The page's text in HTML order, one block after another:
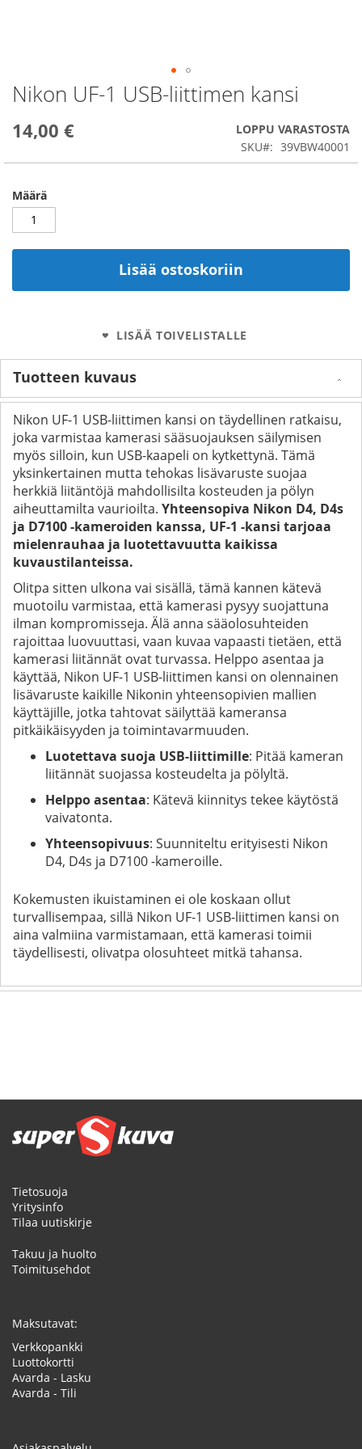
Nikon UF-1 USB-liittimen kansi
14,00 €
LOPPU VARASTOSTA
SKU
39VBW40001
Määrä
Lisää ostoskoriin
LISÄÄ TOIVELISTALLE
Skip
to
beginning
the
gallery
Tuotteen kuvaus
Nikon UF-1 USB-liittimen kansi on täydellinen ratkaisu,
joka varmistaa kamerasi sääsuojauksen säilymisen
myös silloin, kun USB-kaapeli on kytkettynä. Tämä
yksinkertainen mutta tehokas lisävaruste suojaa
herkkiä liitäntöjä mahdollisilta kosteuden ja pölyn
aiheuttamilta vaurioilta. Yhteensopiva Nikon D4, D4s
ja D7100 -kameroiden kanssa, UF-1 -kansi tarjoaa
mielenrauhaa ja luotettavuutta kaikissa
kuvaustilanteissa.
Olitpa sitten ulkona vai sisällä, tämä kannen kätevä
muotoilu varmistaa, että kamerasi pysyy suojattuna
ilman kompromisseja. Älä anna sääolosuhteiden
rajoittaa luovuuttasi, vaan kuvaa vapaasti tietäen, että
kamerasi liitännät ovat turvassa. Helppo asentaa ja
käyttää, Nikon UF-1 USB-liittimen kansi on olennainen
lisävaruste kaikille Nikonin yhteensopivien mallien
käyttäjille, jotka tahtovat säilyttää kameransa
pitkäikäisyyden ja toimintavarmuuden.
Luotettava suoja USB-liittimille: Pitää kameran
liitännät suojassa kosteudelta ja pölyltä.
Helppo asentaa: Kätevä kiinnitys tekee käytöstä
vaivatonta.
Yhteensopivuus: Suunniteltu erityisesti Nikon
D4, D4s ja D7100 -kameroille.
Kokemusten ikuistaminen ei ole koskaan ollut
turvallisempaa, sillä Nikon UF-1 USB-liittimen kansi on
aina valmiina varmistamaan, että kamerasi toimii
täydellisesti, olivatpa olosuhteet mitkä tahansa.
Tietosuoja
Yritysinfo
Tilaa uutiskirje
Takuu ja huolto
Toimitusehdot
Maksutavat:
Verkkopankki
Luottokortti
Avarda - Lasku
Avarda - Tili